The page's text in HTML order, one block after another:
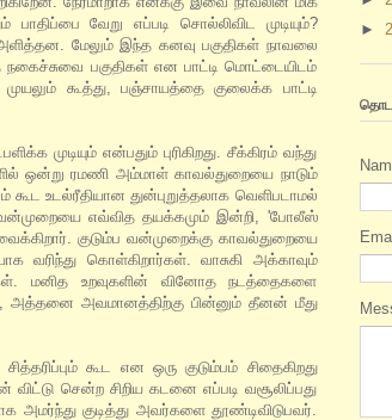
வேறு எப்படி சொல்லிவிட முடியும்?
மேலும் இந்த கனவு பகுதிகள் நாவலை
நகைச்சுவை பகுதிகள் என பாட்டி மொட்டையிடம்
கூத்து, பஞ்சாயத்தை குலைக்க பாட்டி
முடியும் என்பதும் புரிகிறது. சீக்கிரம் வந்து
ஒன்று ரமணி அம்மாள் காவல்துறையை நாடும்
உடல்ரீதியான துன்புறுத்தலாக வெளிபடாமல்
எவ்வித தயக்கமும் இன்றி, 'போலீஸ்
குடும்ப வன்முறைக்கு காவல்துறையை
கொள்கிறார்கள். வாசுகி அக்காவும்
மனித உறவுகளின் வினோத நடத்தைகளை
அத்தனை அவமானத்திற்கு பின்னும் தீனன் மீது
கூட என ஒரு குடும்பம் சிதைகிறது
சென்ற சிறிய கடனை எப்படி வசூலிப்பது
குடித்து அவர்களை தூண்டிவிடுபவர்.
►